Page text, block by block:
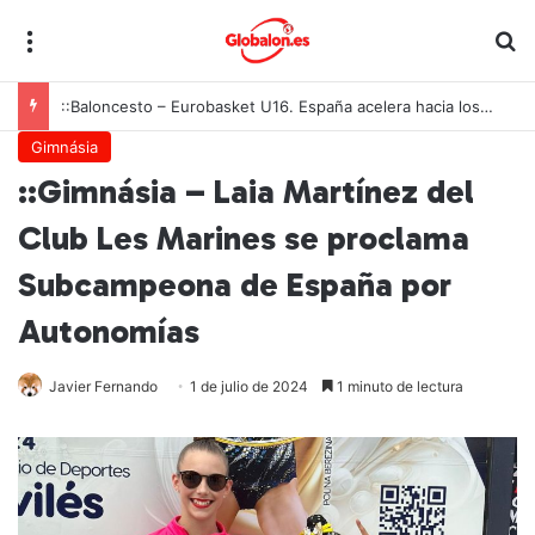
::Baloncesto – Eurobasket U16. España acelera hacia los octavos tras una exhibición colectiva ante Georgia
Gimnásia
::Gimnásia – Laia Martínez del
Club Les Marines se proclama
Subcampeona de España por
Autonomías
Javier Fernando 1 de julio de 2024 1 minuto de lectura